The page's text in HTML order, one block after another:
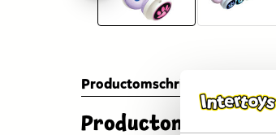
Productomschrijving
Productomschrijving